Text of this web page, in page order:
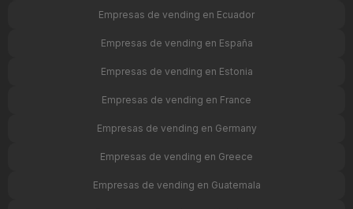
Empresas de vending en Ecuador
Empresas de vending en España
Empresas de vending en Estonia
Empresas de vending en France
Empresas de vending en Germany
Empresas de vending en Greece
Empresas de vending en Guatemala